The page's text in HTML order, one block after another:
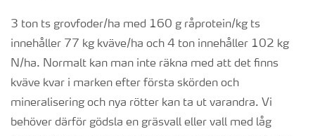
3 ton ts grovfoder/ha med 160 g råprotein/kg ts
innehåller 77 kg kväve/ha och 4 ton innehåller 102 kg
N/ha. Normalt kan man inte räkna med att det finns
kväve kvar i marken efter första skörden och
mineralisering och nya rötter kan ta ut varandra. Vi
behöver därför gödsla en gräsvall eller vall med låg